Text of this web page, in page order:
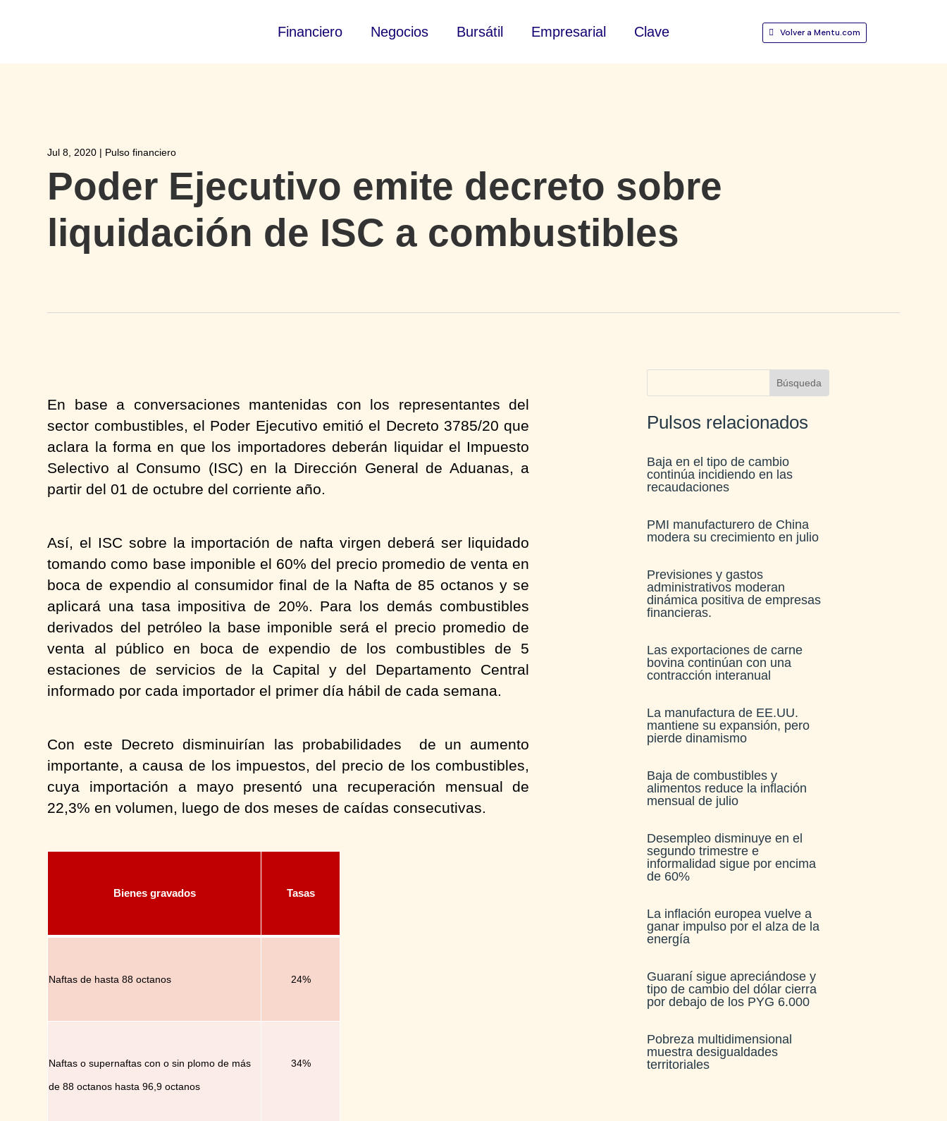
Financiero Negocios Bursátil Empresarial Clave Volver a Mentu.com
Jul 8, 2020 | Pulso financiero
Poder Ejecutivo emite decreto sobre
liquidación de ISC a combustibles
En base a conversaciones mantenidas con los representantes del
sector combustibles, el Poder Ejecutivo emitió el Decreto 3785/20 que
aclara la forma en que los importadores deberán liquidar el Impuesto
Selectivo al Consumo (ISC) en la Dirección General de Aduanas, a
partir del 01 de octubre del corriente año.
Así, el ISC sobre la importación de nafta virgen deberá ser liquidado
tomando como base imponible el 60% del precio promedio de venta en
boca de expendio al consumidor final de la Nafta de 85 octanos y se
aplicará una tasa impositiva de 20%. Para los demás combustibles
derivados del petróleo la base imponible será el precio promedio de
venta al público en boca de expendio de los combustibles de 5
estaciones de servicios de la Capital y del Departamento Central
informado por cada importador el primer día hábil de cada semana.
Con este Decreto disminuirían las probabilidades de un aumento
importante, a causa de los impuestos, del precio de los combustibles,
cuya importación a mayo presentó una recuperación mensual de
22,3% en volumen, luego de dos meses de caídas consecutivas.
Bienes gravados Tasas
Naftas de hasta 88 octanos 24%
Naftas osupernaftas con o sin plomo de más
de 88 octanos hasta 96,9 octanos
34%
Pulsos relacionados
Baja en el tipo de cambio
continúa incidiendo en las
recaudaciones​
PMI manufacturero de China
modera su crecimiento en julio​
Previsiones y gastos
administrativos moderan
dinámica positiva de empresas
financieras​.
Las exportaciones de carne
bovina continúan con una
contracción interanual
La manufactura de EE.UU.
mantiene su expansión, pero
pierde dinamismo
Baja de combustibles y
alimentos reduce la inflación
mensual de julio​
Desempleo disminuye en el
segundo trimestre e
informalidad sigue por encima
de 60%
La inflación europea vuelve a
ganar impulso por el alza de la
energía
Guaraní sigue apreciándose y
tipo de cambio del dólar cierra
por debajo de los PYG 6.000
Pobreza multidimensional
muestra desigualdades
territoriales